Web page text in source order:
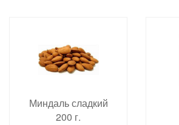
Миндаль сладкий
200 г.